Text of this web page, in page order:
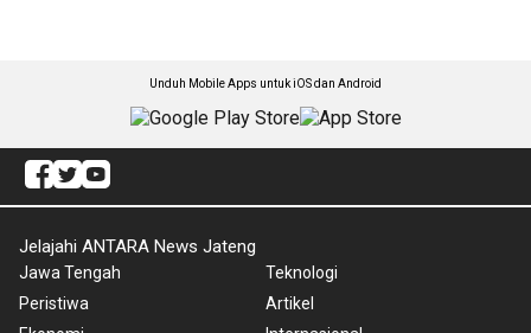
Unduh Mobile Apps untuk iOS dan Android
Jelajahi ANTARA News Jateng
Jawa Tengah
Peristiwa
Teknologi
Artikel